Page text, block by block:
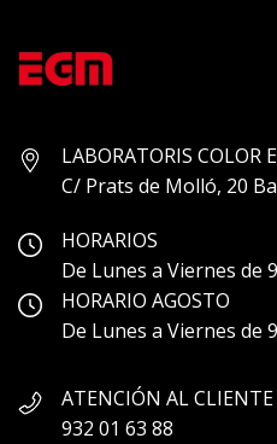
LABORATORIS COLOR
C/ Prats de Molló, 20
HORARIOS
De Lunes a Viernes de
HORARIO AGOSTO
De Lunes a Viernes de
ATENCIÓN AL CLIENTE
932 01 63 88